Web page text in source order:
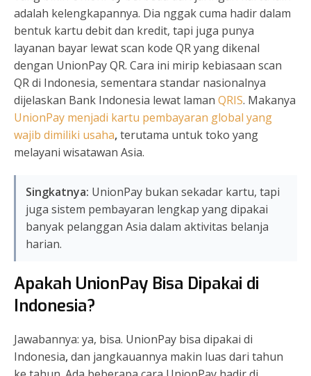
adalah kelengkapannya. Dia nggak cuma hadir dalam
bentuk kartu debit dan kredit, tapi juga punya
layanan bayar lewat scan kode QR yang dikenal
dengan UnionPay QR. Cara ini mirip kebiasaan scan
QR di Indonesia, sementara standar nasionalnya
dijelaskan Bank Indonesia lewat laman QRIS. Makanya
UnionPay menjadi kartu pembayaran global yang
wajib dimiliki usaha,terutama untuk toko yang
melayani wisatawan Asia.
Singkatnya: UnionPay bukan sekadar kartu, tapi
juga sistem pembayaran lengkap yang dipakai
banyak pelanggan Asia dalam aktivitas belanja
harian.
Apakah UnionPay Bisa Dipakai di
Indonesia?
Jawabannya: ya, bisa. UnionPay bisa dipakai di
Indonesia,dan jangkauannya makin luas dari tahun